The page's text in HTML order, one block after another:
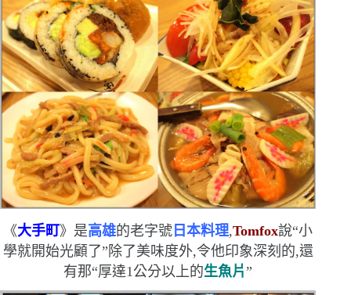
《大手町》是高雄的老字號 日本料理,Tomfox說“小
學就開始光顧了” 除了美味度外,令他印象深刻的,還
有那“厚達1公分以上的生魚片”